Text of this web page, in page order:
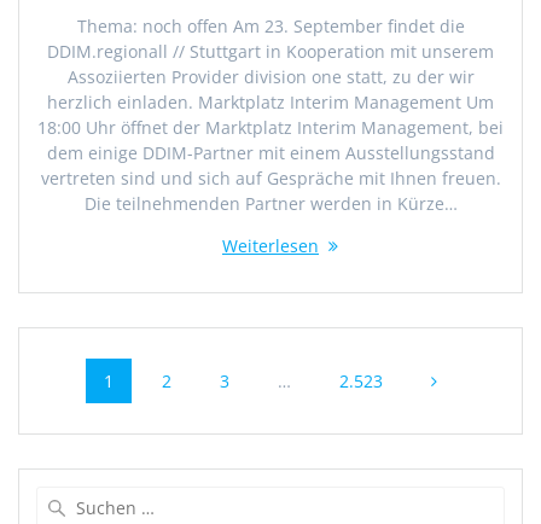
Thema: noch offen Am 23. September findet die
DDIM.regionall // Stuttgart in Kooperation mit unserem
Assoziierten Provider division one statt, zu der wir
herzlich einladen. Marktplatz Interim Management Um
18:00 Uhr öffnet der Marktplatz Interim Management, bei
dem einige DDIM-Partner mit einem Ausstellungsstand
vertreten sind und sich auf Gespräche mit Ihnen freuen.
Die teilnehmenden Partner werden in Kürze…
Weiterlesen
Beitragsnavigation
Seite
1 Seite
2 Seite
3 … Seite
2.523